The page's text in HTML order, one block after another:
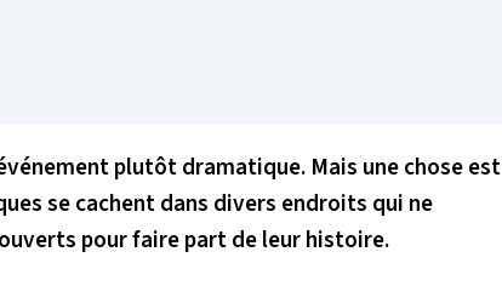
plutôt dramatique. Mais une chose est
se cachent dans divers endroits qui ne
pour faire part de leur histoire.